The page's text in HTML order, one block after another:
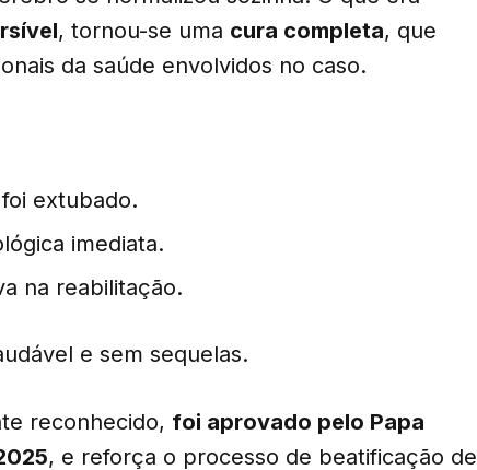
, tornou-se uma cura completa, que
da saúde envolvidos no caso.
extubado.
imediata.
na reabilitação.
e sem sequelas.
reconhecido, foi aprovado pelo Papa
, e reforça o processo de beatificação de